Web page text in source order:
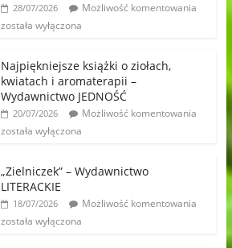
28/07/2026
Możliwość komentowania
została wyłączona
Najpiękniejsze książki o ziołach,
kwiatach i aromaterapii –
Wydawnictwo JEDNOŚĆ
20/07/2026
Możliwość komentowania
została wyłączona
„Zielniczek” – Wydawnictwo
LITERACKIE
18/07/2026
Możliwość komentowania
została wyłączona